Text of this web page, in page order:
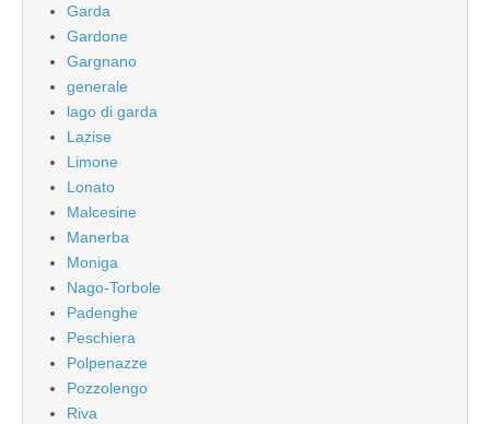
Garda
Gardone
Gargnano
generale
lago di garda
Lazise
Limone
Lonato
Malcesine
Manerba
Moniga
Nago-Torbole
Padenghe
Peschiera
Polpenazze
Pozzolengo
Riva